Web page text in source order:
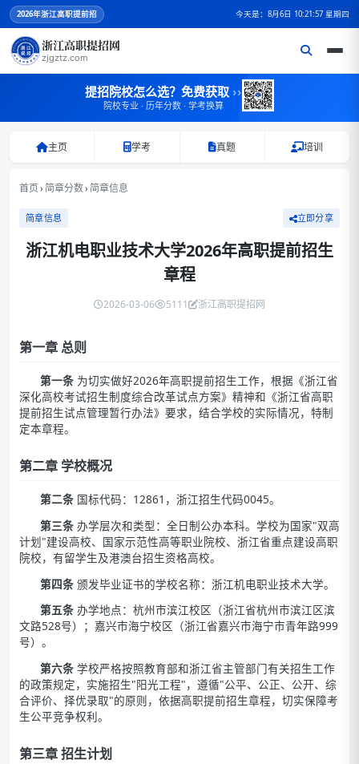
2026年浙江高职提前招 今天是：8月6日 10:21:58 星期四
浙江高职提招网
zjgztz.com
提招院校怎么选？免费获取 ››
院校专业 · 历年分数 · 学考换算
主页 学考 真题 培训
首页› 简章分数› 简章信息
简章信息 立即分享
浙江机电职业技术大学2026年高职提前招生
章程
2026-03-06 5111 浙江高职提招网
第一章 总则
第一条为切实做好2026年高职提前招生工作，根据《浙江省
深化高校考试招生制度综合改革试点方案》精神和《浙江省高职
提前招生试点管理暂行办法》要求，结合学校的实际情况，特制
定本章程。
第二章 学校概况
第二条国标代码：12861，浙江招生代码0045。
第三条办学层次和类型：全日制公办本科。学校为国家"双高
计划"建设高校、国家示范性高等职业院校、浙江省重点建设高职
院校，有留学生及港澳台招生资格高校。
第四条颁发毕业证书的学校名称：浙江机电职业技术大学。
第五条办学地点：杭州市滨江校区（浙江省杭州市滨江区滨
文路528号）；嘉兴市海宁校区（浙江省嘉兴市海宁市青年路999
号）。
第六条学校严格按照教育部和浙江省主管部门有关招生工作
的政策规定，实施招生"阳光工程"，遵循"公平、公正、公开、综
合评价、择优录取"的原则，依据高职提前招生章程，切实保障考
生公平竞争权利。
第三章 招生计划